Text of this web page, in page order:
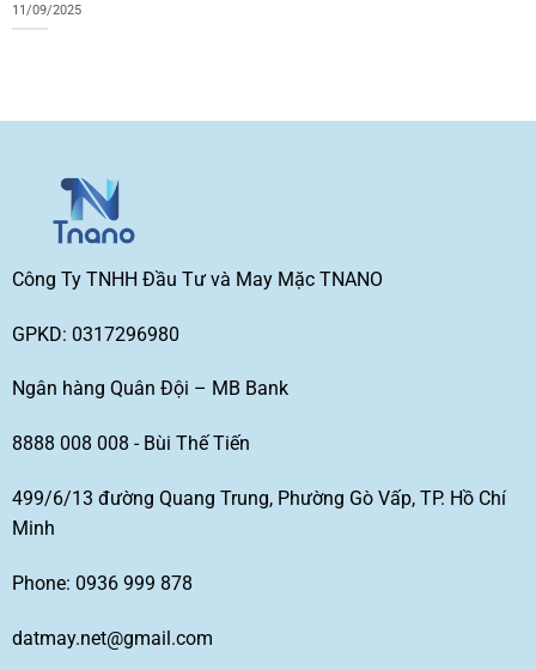
11/09/2025
Công Ty TNHH Đầu Tư và May Mặc TNANO
GPKD: 0317296980
Ngân hàng Quân Đội – MB Bank
8888 008 008 - Bùi Thế Tiến
499/6/13 đường Quang Trung, Phường Gò Vấp, TP. Hồ Chí
Minh
Phone: 0936 999 878
datmay.net@gmail.com